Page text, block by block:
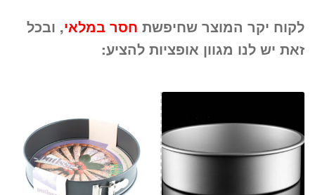
לקוח יקר המוצר שחיפשת חסר במלאי, ובכל
זאת יש לנו מגוון אופציות להציע: